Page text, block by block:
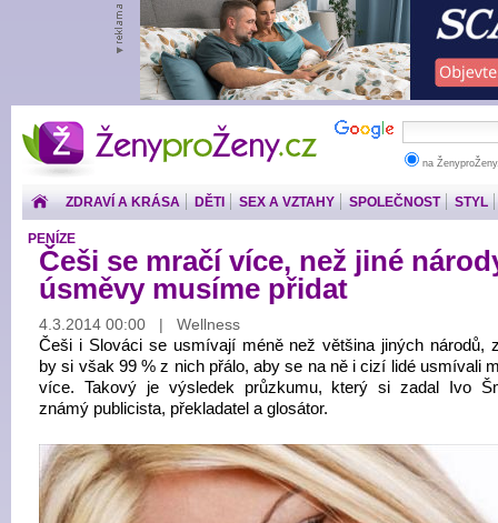
ŽenyproŽeny.cz
na
ZDRAVÍ A KRÁSA DĚTI SEX A VZTAHY SPOLEČNOST STYL
PENÍZE
Češi se mračí více, než jiné
úsměvy musíme přidat
4.3.2014 00:00 | Wellness
Češi i Slováci se usmívají méně než většina jiných národů,
by si však 99 % z nich přálo, aby se na ně i cizí lidé usmívali
více. Takový je výsledek průzkumu, který si zadal Ivo
známý publicista, překladatel a glosátor.